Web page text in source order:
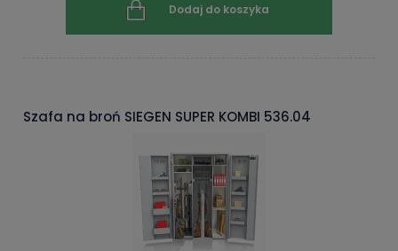
Dodaj do koszyka
Szafa na broń SIEGEN SUPER KOMBI 536.04